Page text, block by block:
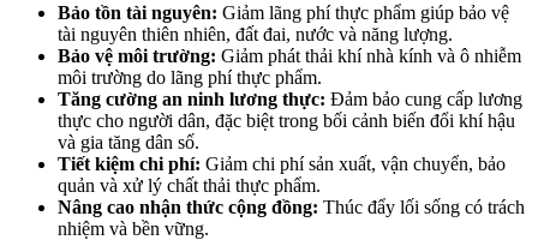
Bảo tồn tài nguyên: Giảm lãng phí thực phẩm giúp bảo vệ
tài nguyên thiên nhiên, đất đai, nước và năng lượng.
Bảo vệ môi trường: Giảm phát thải khí nhà kính và ô nhiễm
môi trường do lãng phí thực phẩm.
Tăng cường an ninh lương thực: Đảm bảo cung cấp lương
thực cho người dân, đặc biệt trong bối cảnh biến đổi khí hậu
và gia tăng dân số.
Tiết kiệm chi phí: Giảm chi phí sản xuất, vận chuyển, bảo
quản và xử lý chất thải thực phẩm.
Nâng cao nhận thức cộng đồng: Thúc đẩy lối sống có trách
nhiệm và bền vững.